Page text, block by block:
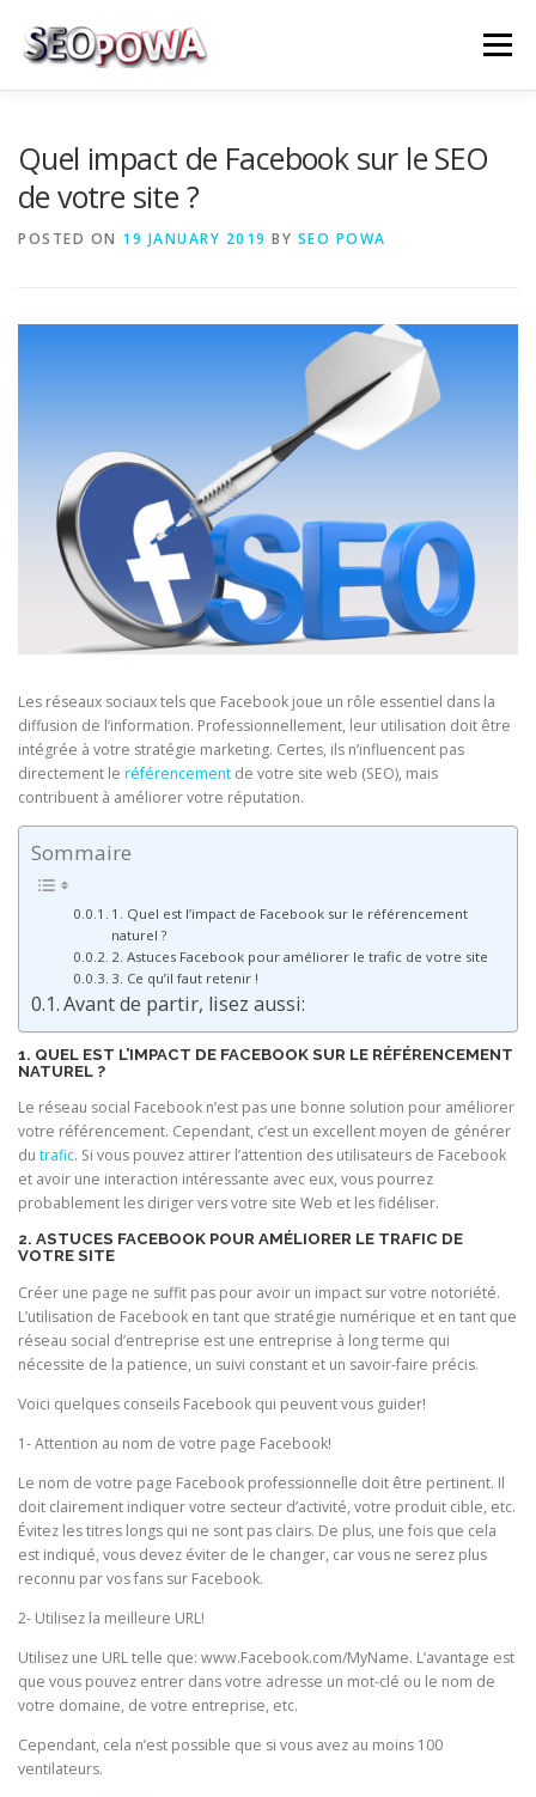
Menu
Quel impact de Facebook sur le SEO
de votre site ?
POSTED ON 19 JANUARY 2019 BY SEO POWA
Les réseaux sociaux tels que Facebook joue un rôle essentiel dans la
diffusion de l’information. Professionnellement, leur utilisation doit être
intégrée à votre stratégie marketing. Certes, ils n’influencent pas
directement le référencement de votre site web (SEO), mais
contribuent à améliorer votre réputation.
Sommaire
1. Quel est l’impact de Facebook sur le référencement
naturel ?
2. Astuces Facebook pour améliorer le trafic de votre site
3. Ce qu’il faut retenir !
Avant de partir, lisez aussi:
1. QUEL EST L’IMPACT DE FACEBOOK SUR LE RÉFÉRENCEMENT
NATUREL ?
Le réseau social Facebook n’est pas une bonne solution pour améliorer
votre référencement. Cependant, c’est un excellent moyen de générer
du trafic. Si vous pouvez attirer l’attention des utilisateurs de Facebook
et avoir une interaction intéressante avec eux, vous pourrez
probablement les diriger vers votre site Web et les fidéliser.
2. ASTUCES FACEBOOK POUR AMÉLIORER LE TRAFIC DE
VOTRE SITE
Créer une page ne suffit pas pour avoir un impact sur votre notoriété.
L’utilisation de Facebook en tant que stratégie numérique et en tant que
réseau social d’entreprise est une entreprise à long terme qui
nécessite de la patience, un suivi constant et un savoir-faire précis.
Voici quelques conseils Facebook qui peuvent vous guider!
1- Attention au nom de votre page Facebook!
Le nom de votre page Facebook professionnelle doit être pertinent. Il
doit clairement indiquer votre secteur d’activité, votre produit cible, etc.
Évitez les titres longs qui ne sont pas clairs. De plus, une fois que cela
est indiqué, vous devez éviter de le changer, car vous ne serez plus
reconnu par vos fans sur Facebook.
2- Utilisez la meilleure URL!
Utilisez une URL telle que: www.Facebook.com/MyName. L’avantage est
que vous pouvez entrer dans votre adresse un mot-clé ou le nom de
votre domaine, de votre entreprise, etc.
Cependant, cela n’est possible que si vous avez au moins 100
ventilateurs.